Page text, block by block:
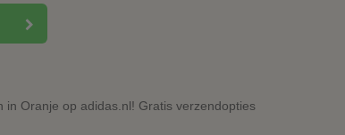
Oranje op adidas.nl! Gratis verzendopties